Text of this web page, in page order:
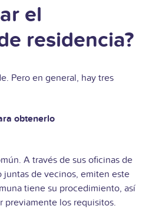
el
residencia?
Pero en general, hay tres
obtenerlo
A través de sus oficinas de
juntas de vecinos, emiten este
tiene su procedimiento, así
previamente los requisitos.